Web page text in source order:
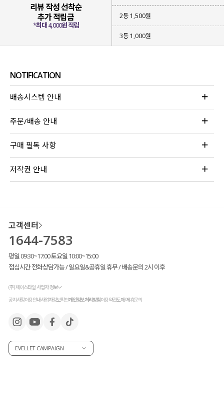
리뷰 작성 선착순
추가 적립금
*최대 4,000원 적립
2등 1,500원
3등 1,000원
NOTIFICATION
배송시스템 안내
주문/배송 안내
구매 필독 사항
저작권 안내
고객센터
1644-7583
평일 09:30~17:00 토요일 10:00~15:00
점심시간 전화상담가능 / 일요일&공휴일 휴무 / 배송문의 2시 이후
(주) 제이스타일 사업자 정보
공지사항이용안내사업자정보확인개인정보처리방침이용약관도매/제휴문의
EVELLET CAMPAIGN